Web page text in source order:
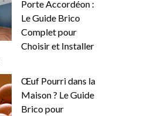
Porte Accordéon :
Le Guide Brico
Complet pour
Choisir et Installer
Œuf Pourri dans la
Maison ? Le Guide
Brico pour